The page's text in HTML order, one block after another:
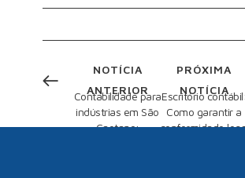
NOTÍCIA
ANTERIOR
Contabilidade para
indústrias em São
Caetano:
PRÓXIMA
NOTÍCIA
Escritório contábil:
Como garantir a
conformidade